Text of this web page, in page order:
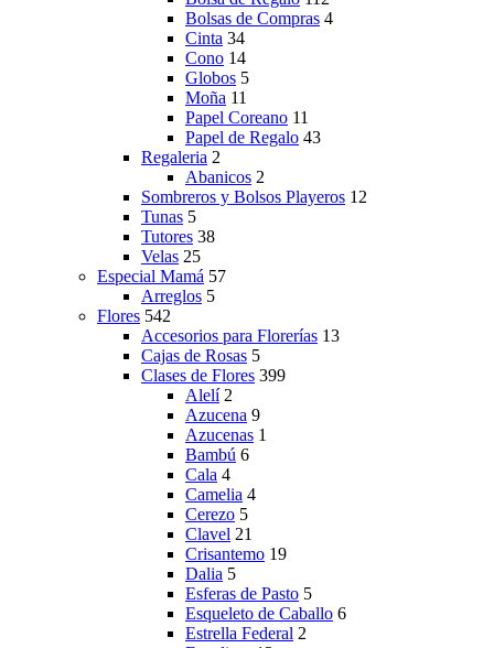
Bolsas de Compras 4
Cinta 34
Cono 14
Globos 5
Moña 11
Papel Coreano 11
Papel de Regalo 43
Regaleria 2
Abanicos 2
Sombreros y Bolsos Playeros 12
Tunas 5
Tutores 38
Velas 25
Especial Mamá 57
Arreglos 5
Flores 542
Accesorios para Florerías 13
Cajas de Rosas 5
Clases de Flores 399
Alelí 2
Azucena 9
Azucenas 1
Bambú 6
Cala 4
Camelia 4
Cerezo 5
Clavel 21
Crisantemo 19
Dalia 5
Esferas de Pasto 5
Esqueleto de Caballo 6
Estrella Federal 2